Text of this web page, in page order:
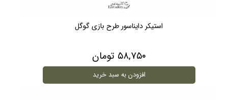
استیکر دایناسور طرح بازی گوگل
۵۸,۷۵۰ تومان
افزودن به سبد خرید